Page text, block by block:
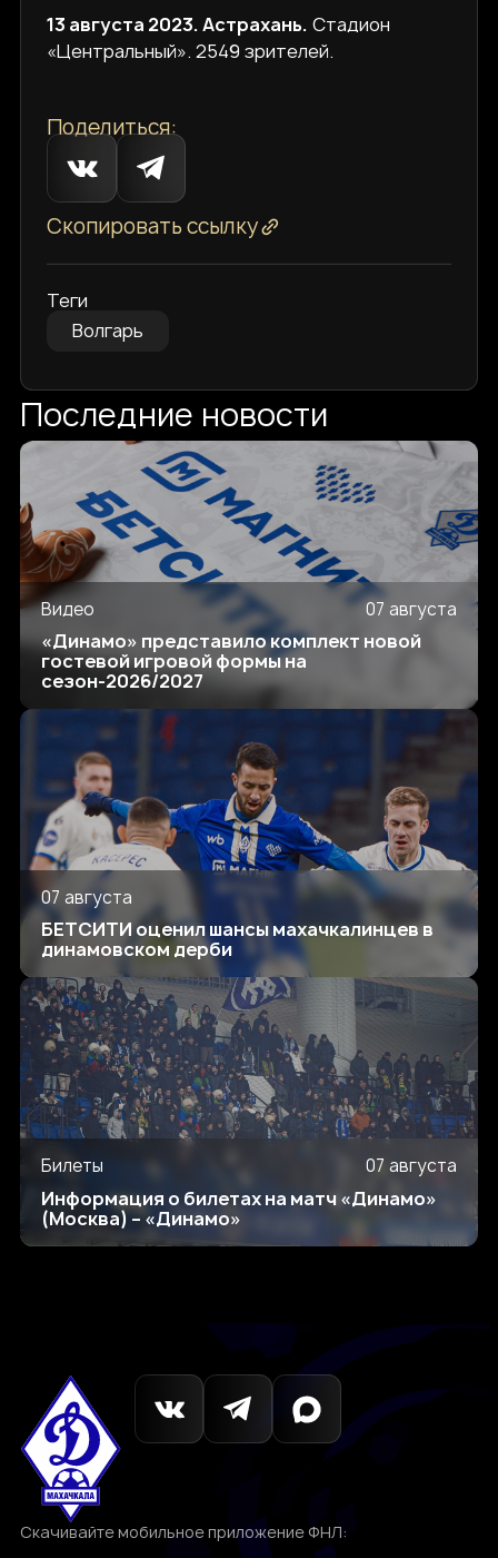
13 августа 2023. Астрахань. Стадион
«Центральный». 2549 зрителей.
Поделиться:
Скопировать ссылку
Теги
Волгарь
Последние новости
Видео 07 августа
«Динамо» представило комплект новой
гостевой игровой формы на
сезон-2026/2027
07 августа
БЕТСИТИ оценил шансы махачкалинцев в
динамовском дерби
Билеты 07 августа
Информация о билетах на матч «Динамо»
(Москва) – «Динамо»
Скачивайте мобильное приложение ФНЛ: